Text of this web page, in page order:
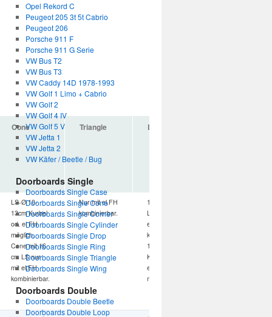
Cone Triangle Drop
LS-Ø 10-
13cm Kurbel
od. el FH
möglich.
Cone mit 16
cm LS nur
mit el.FH
kombinierbar.
Nur mit el.FH
kombinierbar.
13 und 16cm
LS nur mit
el.FH
kombinierbar.
10cm LS mit
Kurbel und
el. Fh.
möglich.
Opel Rekord C
Peugeot 205 3t 5t Cabrio
Peugeot 206
Porsche 911 F
Porsche 911 G Serie
VW Bus T2
VW Bus T3
VW Caddy 14D 1978-1993
VW Golf 1 Limo + Cabrio
VW Golf 2
VW Golf 4 IV
VW Golf 5 V
VW Jetta 1
VW Jetta 2
VW Käfer / Beetle / Bug
Doorboards Single
Doorboards Single Case
Doorboards Single Cone
Doorboards Single Corner
Doorboards Single Cylinder
Doorboards Single Drop
Doorboards Single Ring
Doorboards Single Triangle
Doorboards Single Wing
Doorboards Double
Doorboards Double Beetle
Doorboards Double Loop